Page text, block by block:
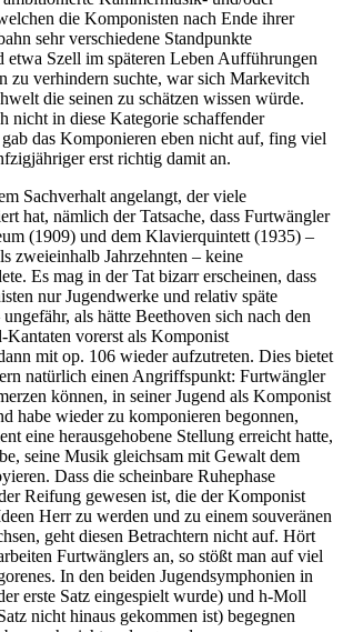
die Komponisten nach Ende ihrer
sehr verschiedene Standpunkte
etwa Szell im späteren Leben Aufführungen
zu verhindern suchte, war sich Markevitch
die seinen zu schätzen wissen würde.
nicht in diese Kategorie schaffender
das Komponieren eben nicht auf, fing viel
erst richtig damit an.
Sachverhalt angelangt, der viele
hat, nämlich der Tatsache, dass Furtwängler
(1909) und dem Klavierquintett (1935) –
zweieinhalb Jahrzehnten – keine
Es mag in der Tat bizarr erscheinen, dass
nur Jugendwerke und relativ späte
als hätte Beethoven sich nach den
Kantaten vorerst als Komponist
mit op. 106 wieder aufzutreten. Dies bietet
natürlich einen Angriffspunkt: Furtwängler
können, in seiner Jugend als Komponist
habe wieder zu komponieren begonnen,
eine herausgehobene Stellung erreicht hatte,
seine Musik gleichsam mit Gewalt dem
Dass die scheinbare Ruhephase
Reifung gewesen ist, die der Komponist
Herr zu werden und zu einem souveränen
geht diesen Betrachtern nicht auf. Hört
Furtwänglers an, so stößt man auf viel
In den beiden Jugendsymphonien in
erste Satz eingespielt wurde) und h-Moll
nicht hinaus gekommen ist) begegnen